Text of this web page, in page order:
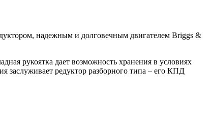
надежным и долговечным двигателем Briggs &
рукоятка дает возможность хранения в условиях
заслуживает редуктор разборного типа – его КПД